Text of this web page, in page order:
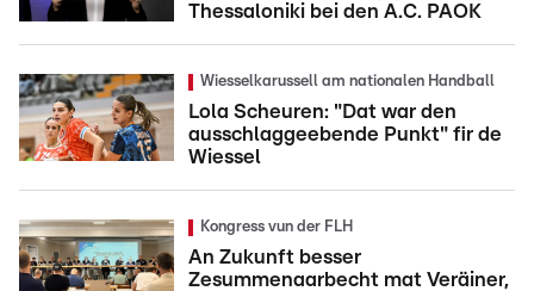
Thessaloniki bei den A.C. PAOK
Wiesselkarussell am nationalen Handball
Lola Scheuren: "Dat war den
ausschlaggeebende Punkt" fir de
Wiessel
Kongress vun der FLH
An Zukunft besser
Zesummenaarbecht mat Veräiner,